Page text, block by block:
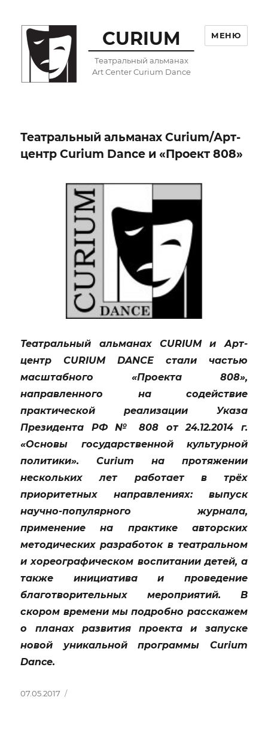
CURIUM
Театральный альманах
Art Center Curium Dance
МЕНЮ
Театральный альманах Curium/Арт-
центр Curium Dance и «Проект 808»
Театральный альманах CURIUM и Арт-
центр CURIUM DANCE стали частью
масштабного «Проекта 808»,
направленного на содействие
практической реализации Указа
Президента РФ № 808 от 24.12.2014 г.
«Основы государственной культурной
политики». Curium на протяжении
нескольких лет работает в трёх
приоритетных направлениях: выпуск
научно-популярного журнала,
применение на практике авторских
методических разработок в театральном
и хореографическом воспитании детей, а
также инициатива и проведение
благотворительных мероприятий. В
скором времени мы подробно расскажем
о планах развития проекта и запуске
новой уникальной программы Curium
Dance.
Опубликовано
07.05.2017